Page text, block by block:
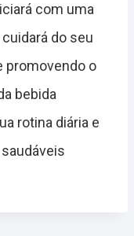
com uma
do seu
promovendo o
bebida
rotina diária e